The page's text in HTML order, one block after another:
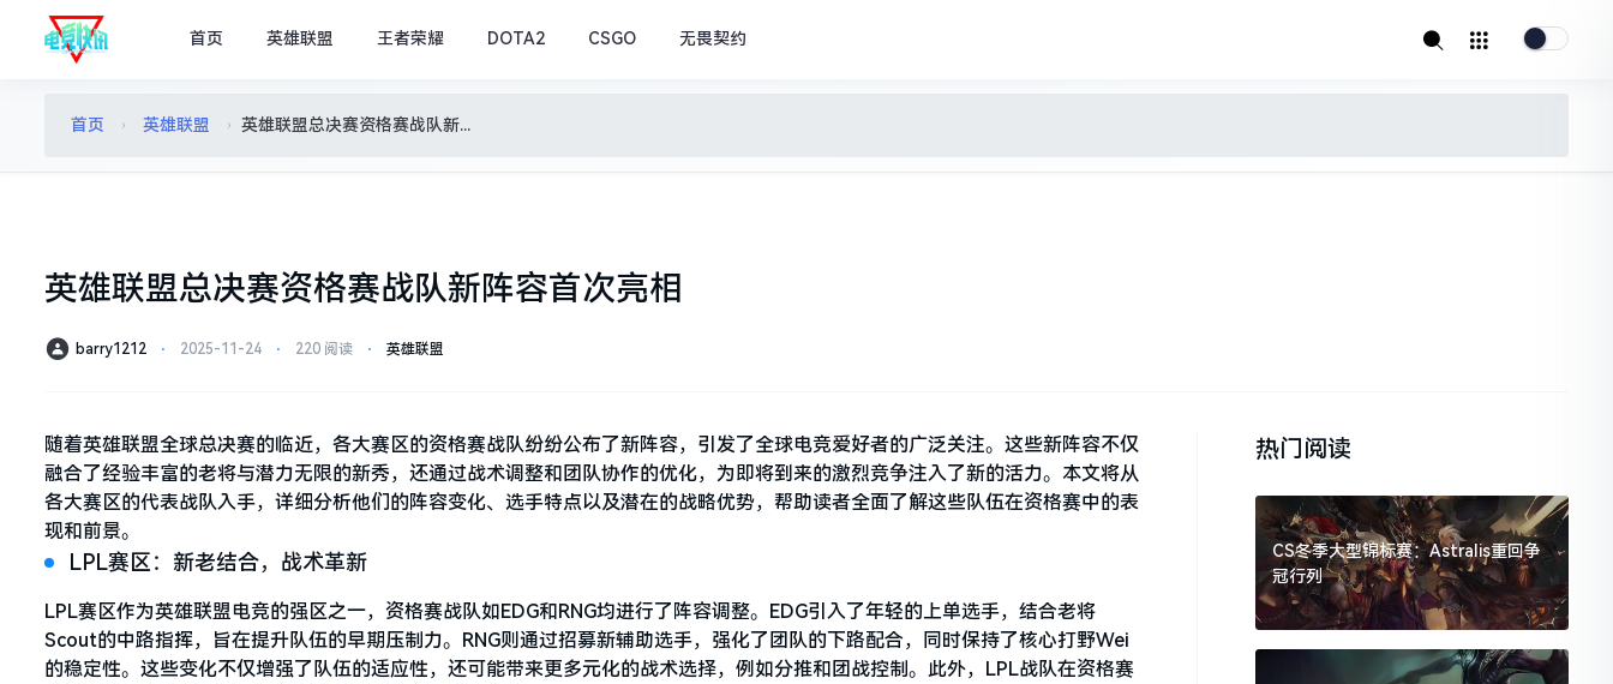
首页 英雄联盟 王者荣耀 DOTA2 CSGO 无畏契约
首页 › 英雄联盟 › 英雄联盟总决赛资格赛战队新阵容首次亮相
英雄联盟总决赛资格赛战队新阵容首次亮相
barry1212 ⋅ 2025-11-24 ⋅ 220 阅读 ⋅ 英雄联盟
随着英雄联盟全球总决赛的临近，各大赛区的资格赛战队纷纷公布了新阵容，引发了全球电竞爱好者的广泛关注。这些新阵容不仅
融合了经验丰富的老将与潜力无限的新秀，还通过战术调整和团队协作的优化，为即将到来的激烈竞争注入了新的活力。本文将从
各大赛区的代表战队入手，详细分析他们的阵容变化、选手特点以及潜在的战略优势，帮助读者全面了解这些队伍在资格赛中的表
现和前景。
LPL赛区：新老结合，战术革新
LPL赛区作为英雄联盟电竞的强区之一，资格赛战队如EDG和RNG均进行了阵容调整。EDG引入了年轻的上单选手，结合老将
Scout的中路指挥，旨在提升队伍的早期压制力。RNG则通过招募新辅助选手，强化了团队的下路配合，同时保持了核心打野Wei
的稳定性。这些变化不仅增强了队伍的适应性，还可能带来更多元化的战术选择，例如分推和团战控制。此外，LPL战队在资格赛
热门阅读
CS冬季大型锦标赛：Astralis重回争
冠行列